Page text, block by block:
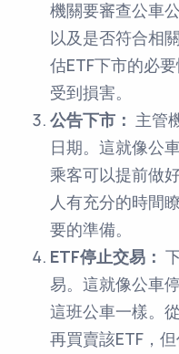
機關要審查公車
以及是否符合相
估ETF下市的必
受到損害。
公告下市： 主管
日期。這就像公
乘客可以提前做
人有充分的時間
要的準備。
ETF停止交易：
易。這就像公車
這班公車一樣。
再買賣該ETF，